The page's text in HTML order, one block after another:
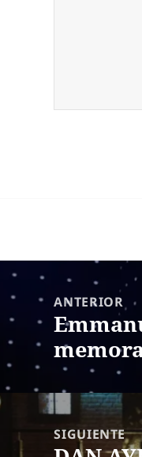
Navegación
entradas
ANTERIOR
Entrada
anterior:
SIGUIENTE